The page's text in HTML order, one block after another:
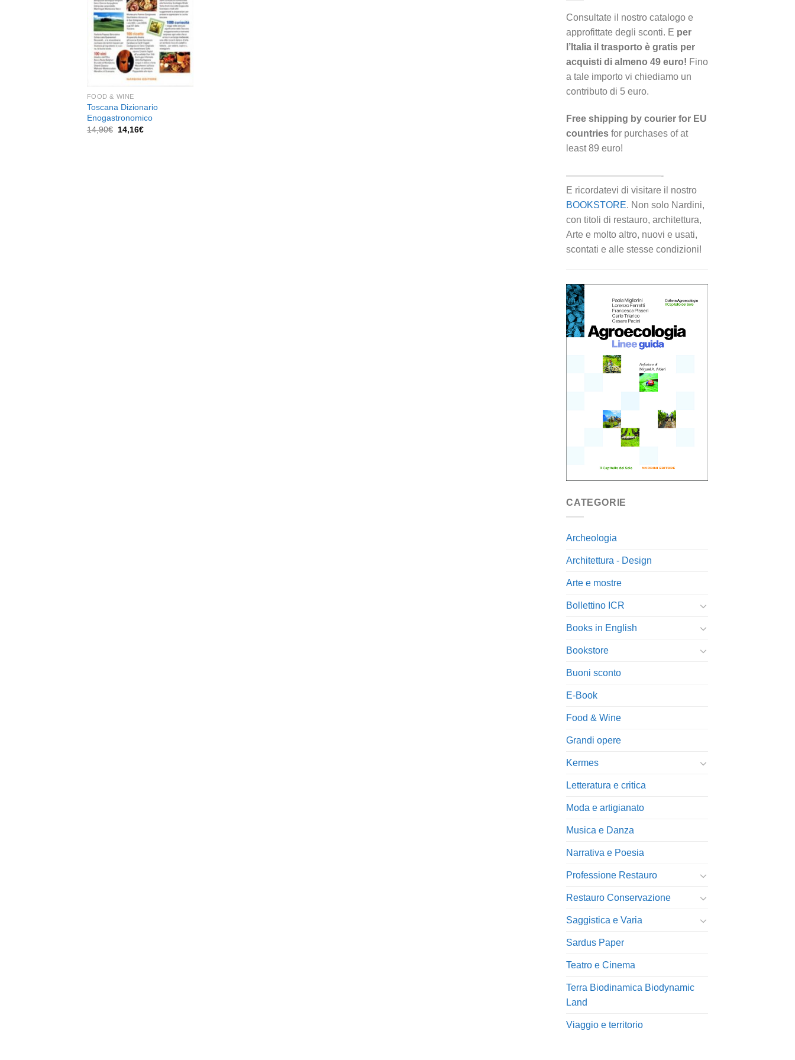
dei
desideri
FOOD & WINE
Toscana Dizionario
Enogastronomico
14,90€ Il
14,16€Il
Consultate il nostro catalogo e
approfittate degli sconti. E per
l’Italia il trasporto è gratis per
acquisti di almeno 49 euro! Fino
a tale importo vi chiediamo un
contributo di 5 euro.
Free shipping by courier for EU
countries for purchases of at
least 89 euro!
——————————-
E ricordatevi di visitare il nostro
BOOKSTORE. Non solo Nardini,
con titoli di restauro, architettura,
Arte e molto altro, nuovi e usati,
scontati e alle stesse condizioni!
CATEGORIE
Archeologia
Architettura - Design
Arte e mostre
Bollettino ICR
Books in English
Bookstore
Buoni sconto
E-Book
Food & Wine
Grandi opere
Kermes
Letteratura e critica
Moda e artigianato
Musica e Danza
Narrativa e Poesia
Professione Restauro
Restauro Conservazione
Saggistica e Varia
Sardus Paper
Teatro e Cinema
Terra Biodinamica Biodynamic
Land
Viaggio e territorio